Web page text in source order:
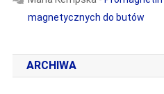
magnetycznych do butów
ARCHIWA